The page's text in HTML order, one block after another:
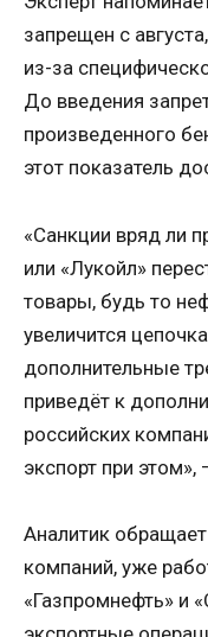
запрещен с
из-за
До введения
произведенного
этот показатель
«Санкции вряд ли
или «Лукойл»
товары, будь то
увеличится
дополнительные
приведёт к
российских
экспорт при
Аналитик
компаний, уже
«Газпромнефть» и